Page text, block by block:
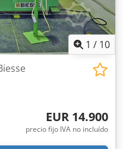
1 / 10
EUR 14.900
precio fijo IVA no incluído